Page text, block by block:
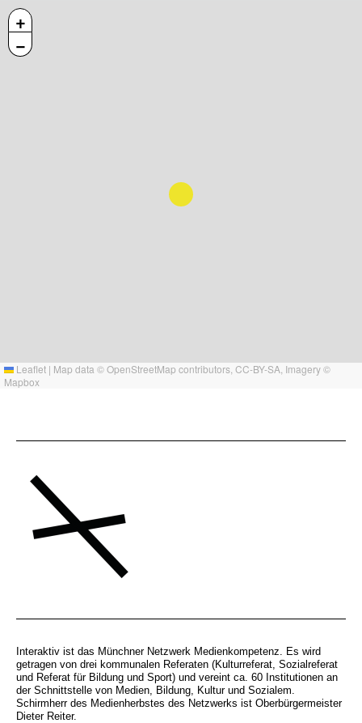
+
−
Leaflet | Map data ©OpenStreetMap contributors, CC-BY-SA , Imagery ©
Mapbox
Interaktiv ist das Münchner Netzwerk Medienkompetenz. Es wird
getragen von drei kommunalen Referaten (Kulturreferat, Sozialreferat
und Referat für Bildung und Sport) und vereint ca. 60 Institutionen an
der Schnittstelle von Medien, Bildung, Kultur und Sozialem.
Schirmherr des Medienherbstes des Netzwerks ist Oberbürgermeister
Dieter Reiter.